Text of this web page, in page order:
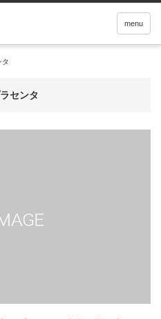
menu
タ
センタ